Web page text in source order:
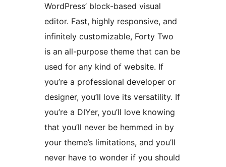
WordPress’ block-based visual
editor. Fast, highly responsive, and
infinitely customizable, Forty Two
is an all-purpose theme that can be
used for any kind of website. If
you’re a professional developer or
designer, you’ll love its versatility. If
you’re a DIYer, you’ll love knowing
that you’ll never be hemmed in by
your theme’s limitations, and you’ll
never have to wonder if you should